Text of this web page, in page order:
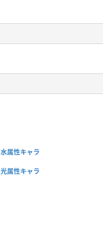
水属性キャラ
光属性キャラ